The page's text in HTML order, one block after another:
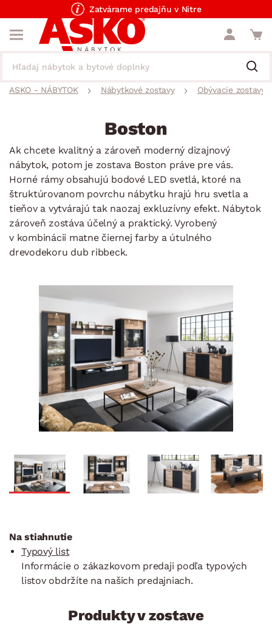
Zatvárame predajňu v Nitre
ASKO - NÁBYTOK Nábytkové zostavy Obývacie zostavy
Boston
Ak chcete kvalitný a zároveň moderný dizajnový
nábytok, potom je zostava Boston práve pre vás.
Horné rámy obsahujú bodové LED svetlá, ktoré na
štruktúrovanom povrchu nábytku hrajú hru svetla a
tieňov a vytvárajú tak naozaj exkluzívny efekt. Nábytok
zároveň zostáva účelný a praktický. Vyrobený
v kombinácii matne čiernej farby a útulného
drevodekoru dub ribbeck.
Na stiahnutie
Typový list
Informácie o zákazkovom predaji podľa typových
listov obdržíte na našich predajniach.
Produkty v zostave